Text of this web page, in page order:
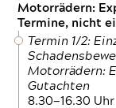
Motorrädern:
Termine, nicht
Termin 1/2:
Motorrädern:
Gutachten
8.30—16.30 Uhr